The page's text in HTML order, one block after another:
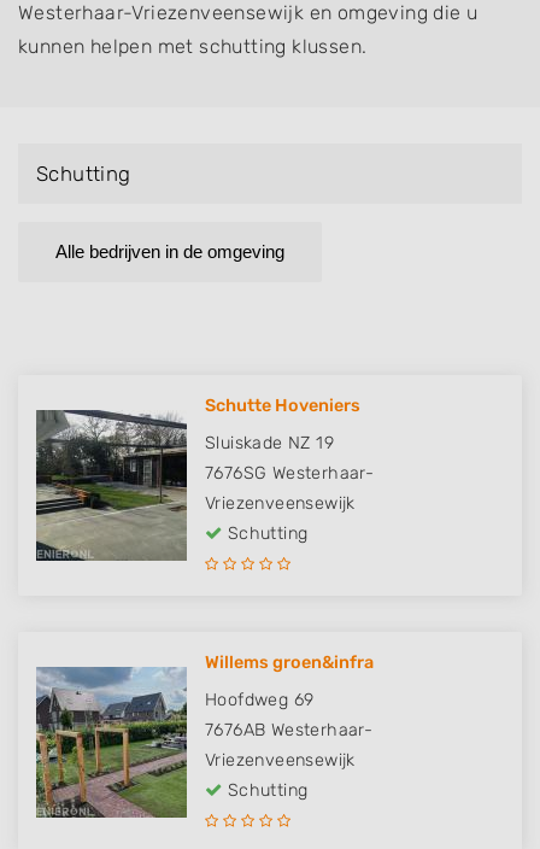
Westerhaar-Vriezenveensewijk en omgeving die u
kunnen helpen met schutting klussen.
Schutting
Alle bedrijven in de omgeving
Schutte Hoveniers
Sluiskade NZ 19
7676SG Westerhaar-
Vriezenveensewijk
Schutting
Willems groen&infra
Hoofdweg 69
7676AB Westerhaar-
Vriezenveensewijk
Schutting